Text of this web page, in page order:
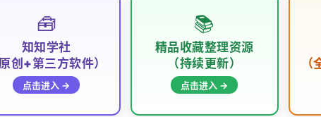
🧰
知知学社
原创+第三方软件）
点击进入 →
📚
精品收藏整理资源
（持续更新）
点击进入 →